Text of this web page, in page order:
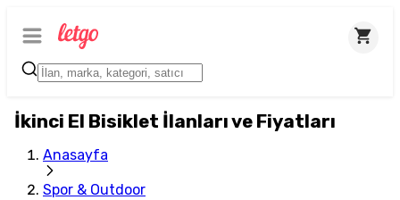
İkinci El Bisiklet İlanları ve Fiyatları
Anasayfa
Spor & Outdoor